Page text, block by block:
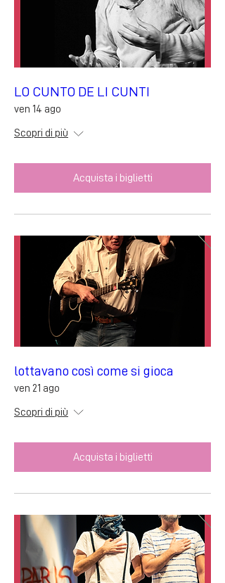
LO CUNTO DE LI CUNTI
ven 14 ago
Scopri di più
Acquista i biglietti
lottavano così come si gioca
ven 21 ago
Scopri di più
Acquista i biglietti